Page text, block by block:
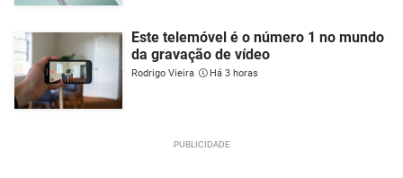
Este telemóvel é o número 1 no mundo
da gravação de vídeo
Rodrigo Vieira Há 3 horas